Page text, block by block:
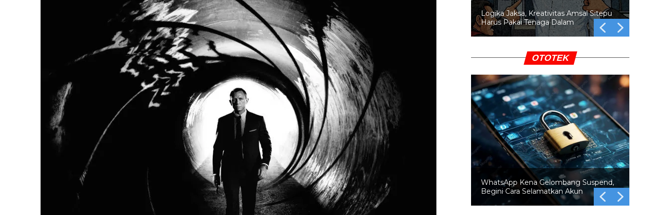
Logika Jaksa, Kreativitas Amsal Sitepu
Harus Pakai Tenaga Dalam
OTOTEK
WhatsApp Kena Gelombang Suspend,
Begini Cara Selamatkan Akun